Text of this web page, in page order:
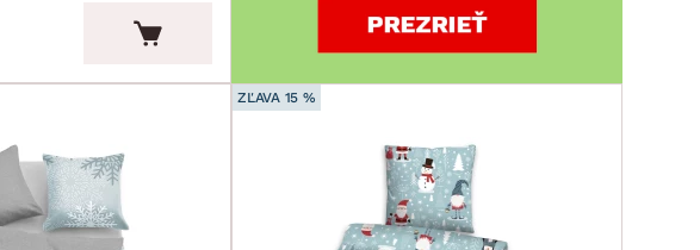
ZĽAVA 15 %